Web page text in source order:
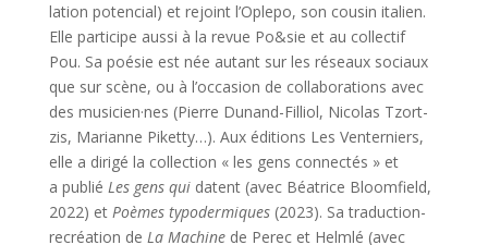
la­tion poten­cial) et rejoint l’Oplepo, son cou­sin ita­lien.
Elle par­ti­cipe aus­si à la revue Po&sie et au col­lec­tif
Pou. Sa poé­sie est née autant sur les réseaux sociaux
que sur scène, ou à l’occasion de col­la­bo­ra­tions avec
des musicien·nes (Pierre Dunand-Filliol, Nico­las Tzort­
zis, Marianne Piket­ty…). Aux édi­tions Les Ven­ter­niers,
elle a diri­gé la col­lec­tion « les gens connec­tés » et
a publié Les gens qui datent (avec Béa­trice Bloom­field,
2022) et Poèmes typo­der­miques(2023). Sa tra­duc­tion-
recréa­tion de La Machine de Per­ec et Helm­lé (avec